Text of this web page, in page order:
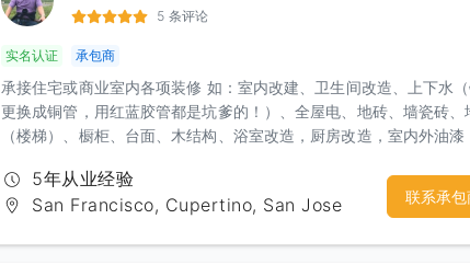
5 条评论
实名认证 承包商
承接住宅或商业室内各项装修 如：室内改建、卫生间改造、上下水
更换成铜管，用红蓝胶管都是坑爹的！）、全屋电、地砖、墙瓷砖、
（楼梯）、橱柜、台面、木结构、浴室改造，厨房改造，室内外油漆
墙、水泥地，更换门窗，大修小补！匠人精神，精品工艺，给你舒心
体验！期待您诚意的联系：杨先生 电话：3133499969微信：
5年从业经验
San Francisco, Cupertino, San Jose
联系承包